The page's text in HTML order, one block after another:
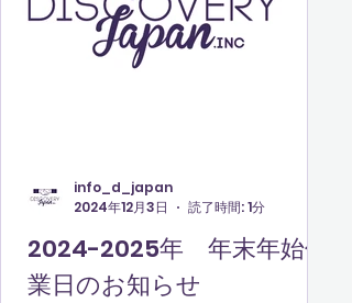
2024-2025年 年末年始休
業日のお知らせ
info_d_japan
2024年12月3日
読了時間: 1分